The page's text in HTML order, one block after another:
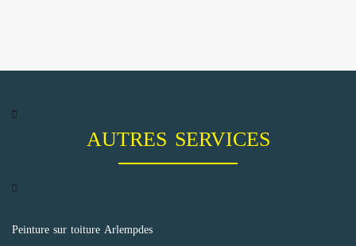
AUTRES SERVICES
Peinture sur toiture Arlempdes